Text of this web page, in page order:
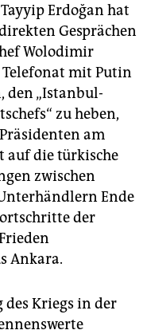
Erdoğan hat
Gesprächen
Wolodimir
mit Putin
den „Istanbul-
zu heben,
am
auf die türkische
zwischen
Ende
der
Ankara.
des Kriegs in der